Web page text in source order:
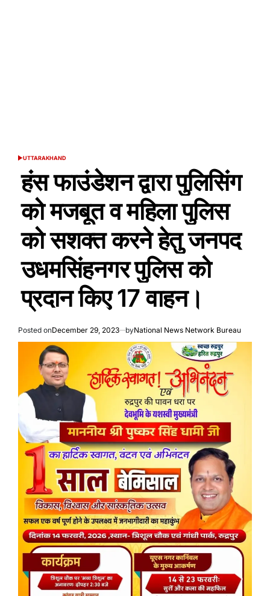
POSTED
UTTARAKHAND
हंस फाउंडेशन द्वारा पुलिसिंग
को मजबूत व महिला पुलिस
को सशक्त करने हेतु जनपद
उधमसिंहनगर पुलिस को
प्रदान किए 17 वाहन।
Posted onDecember 29, 2023 byNational News Network Bureau